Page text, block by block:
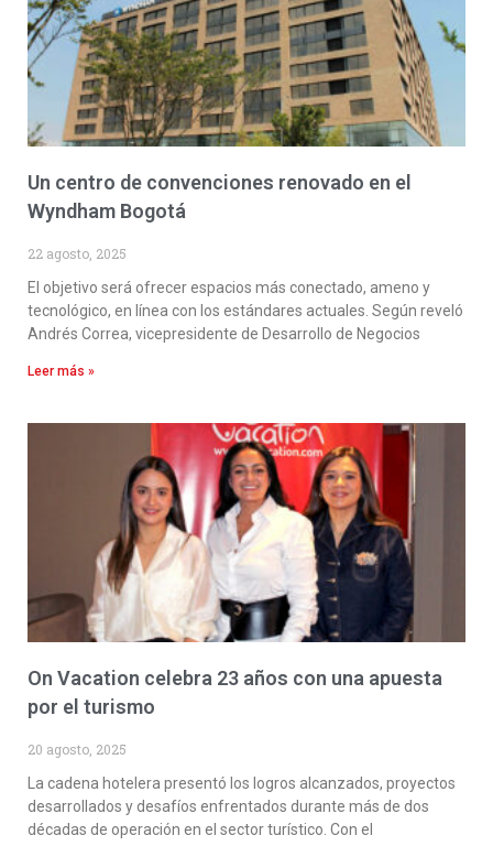
Un centro de convenciones renovado en el
Wyndham Bogotá
22 agosto, 2025
El objetivo será ofrecer espacios más conectado, ameno y
tecnológico, en línea con los estándares actuales. Según reveló
Andrés Correa, vicepresidente de Desarrollo de Negocios
Leer más »
On Vacation celebra 23 años con una apuesta
por el turismo
20 agosto, 2025
La cadena hotelera presentó los logros alcanzados, proyectos
desarrollados y desafíos enfrentados durante más de dos
décadas de operación en el sector turístico. Con el